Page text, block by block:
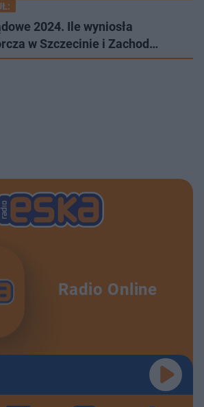
2024. Ile wyniosła
w Szczecinie i Zachod…
Radio Online